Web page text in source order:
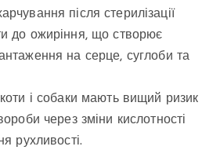
після стерилізації
до ожиріння, що створює
на серце, суглоби та
і собаки мають вищий ризик
через зміни кислотності
рухливості.